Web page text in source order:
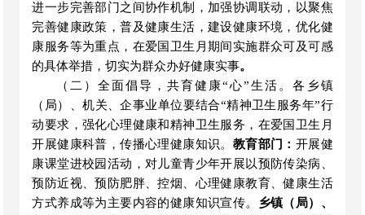
进一步完善部门之间协作机制， 加强协调联动，以聚焦
完善健康政策，普及健康生活，建设健康环境，优化健
康服务等为重点，在爱国卫生月期间实施群众可及可感
的具体举措，切实为群众办好健康实事。
（二）全面倡导，共育健康“心”生活。各 乡镇
（局）、机关、企事业单位要结合“精神卫生服务年”行
动要求，强化心理健康和精神卫生服务，在爱国卫生月
开展健康科普，传播心理健康知识。 教育部门 ： 开展健
康课堂进校园活动，对儿童青少年开展以预防传染病、
预防近视、预防肥胖、控烟、心理健康教育、健康生活
方式养成等为主要内容的健康知识宣传。 乡镇 （局） 、